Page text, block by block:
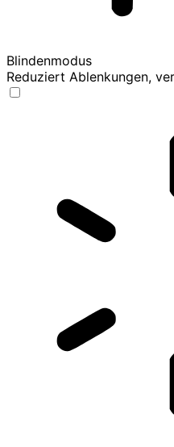
Blindenmodus
Reduziert Ablenkungen,